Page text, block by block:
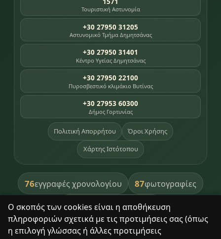
Ο σκοπός των cookies είναι η αποθήκευση
πληροφοριών σχετικά με τις προτιμήσεις σας (όπως
η επιλογή γλώσσας ή άλλες προτιμήσεις
Τουριστική Αστυνομία
+30 27950 31205
Αστυνομικό Τμήμα Δημητσάνας
+30 27950 31401
Κέντρο Υγείας Δημητσάνας
+30 27950 22100
Πυροσβεστικό κλιμάκιο Βυτίνας
+30 27953 60300
Δήμος Γορτυνίας
Πολιτική Απορρήτου Όροι Χρήσης
Χάρτης Ιστότοπου
76εγγραφές χρονολογίου 87φωτογραφίες
391βιβλία βιβλιοθήκης
8σημεία κληρονομιάς